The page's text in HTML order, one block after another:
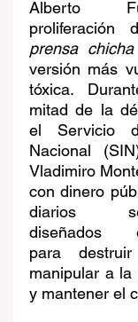
Alberto
prensa chicha
versión más
tóxica.
mitad de la
el Servicio
Nacional
Vladimiro
con dinero
diarios
diseñados
para destruir
manipular a la
y mantener el